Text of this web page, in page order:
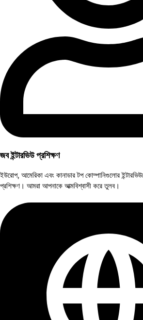
জব ইন্টারভিউ প্রশিক্ষণ
ইউরোপ, আমেরিকা এবং কানাডার টপ কোম্পানিগুলোর
প্রশিক্ষণ। আমরা আপনাকে আত্মবিশ্বাসী করে তুলব।